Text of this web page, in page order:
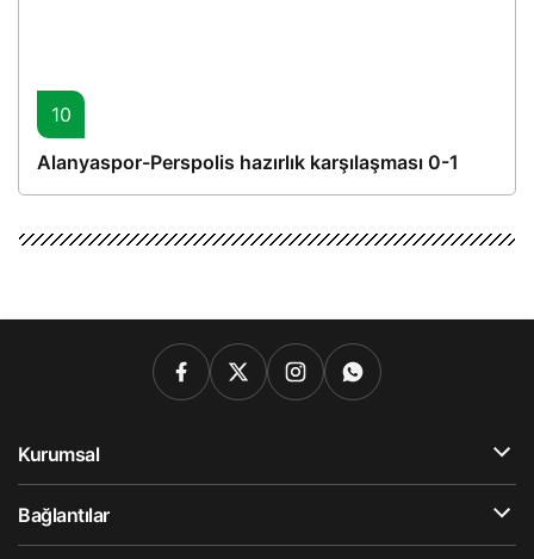
10
Alanyaspor-Perspolis hazırlık karşılaşması 0-1
Kurumsal
Bağlantılar